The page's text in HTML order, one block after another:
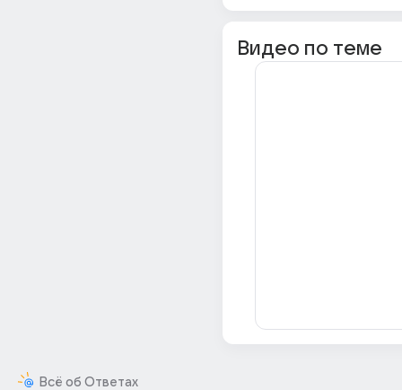
Всё об Ответах
Видео по теме